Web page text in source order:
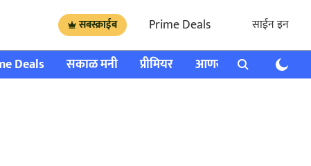
सबस्क्राईब Prime Deals साईन इन
Deals सकाळ मनी प्रीमियर आणखी राशी भविष्य